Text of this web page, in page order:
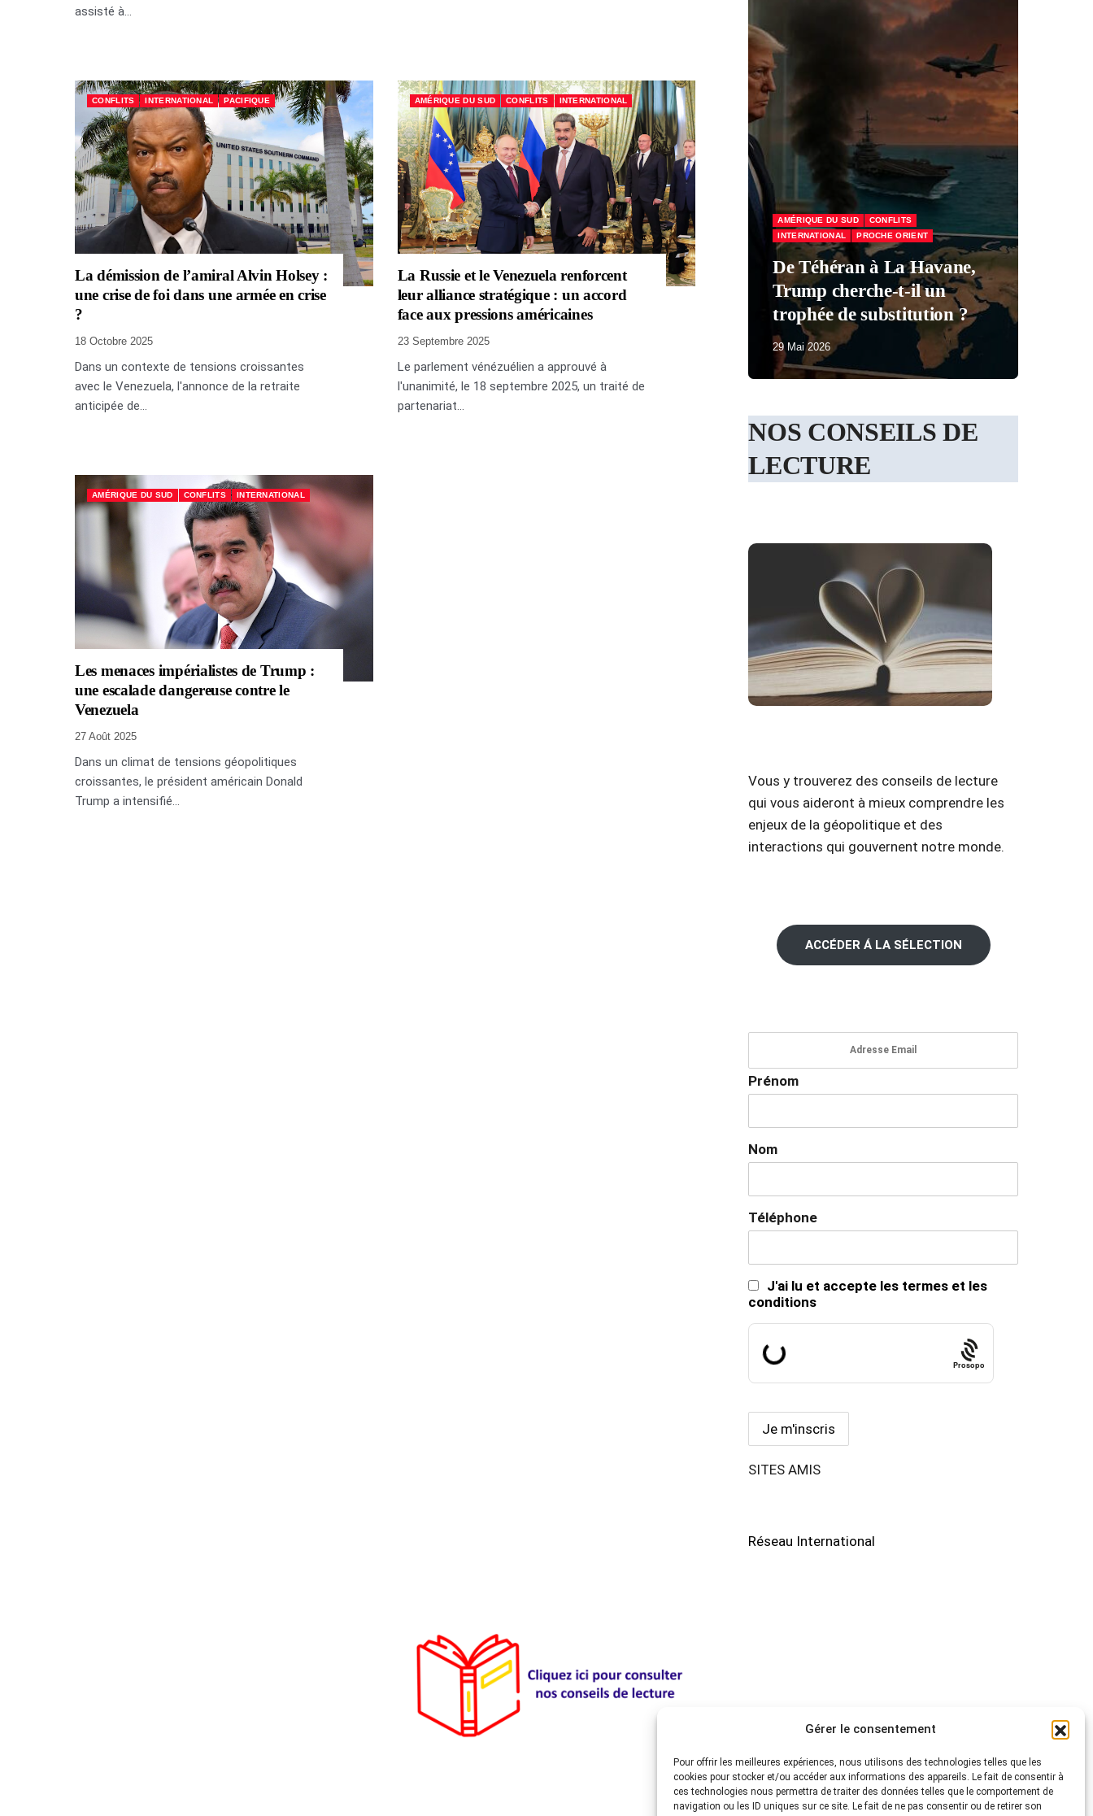
Gérer le consentement
Pour offrir les meilleures expériences, nous utilisons des technologies telles que les
cookies pour stocker et/ou accéder aux informations des appareils. Le fait de consentir à
ces technologies nous permettra de traiter des données telles que le comportement de
navigation ou les ID uniques sur ce site. Le fait de ne pas consentir ou de retirer son
assisté à...
CONFLITS INTERNATIONAL PACIFIQUE
La démission de l’amiral Alvin Holsey :
une crise de foi dans une armée en crise
?
18 Octobre 2025
Dans un contexte de tensions croissantes
avec le Venezuela, l'annonce de la retraite
anticipée de...
AMÉRIQUE DU SUD CONFLITS INTERNATIONAL
La Russie et le Venezuela renforcent
leur alliance stratégique : un accord
face aux pressions américaines
23 Septembre 2025
Le parlement vénézuélien a approuvé à
l'unanimité, le 18 septembre 2025, un traité de
partenariat...
AMÉRIQUE DU SUD CONFLITS INTERNATIONAL
Les menaces impérialistes de Trump :
une escalade dangereuse contre le
Venezuela
27 Août 2025
Dans un climat de tensions géopolitiques
croissantes, le président américain Donald
Trump a intensifié...
DÉSINFORMATION
ÉCONOMIE & SOCIAL
FRANCE
Dématérialisation totale des
procurations de vote : six
mois après les municipales,
le bilan qui inquiète
28 Mai 2026
AMÉRIQUE DU SUD
CONFLITS
INTERNATIONAL
PROCHE ORIENT
De Téhéran à La Havane,
Trump cherche-t-il un
trophée de substitution ?
29 Mai 2026
NOS CONSEILS DE
LECTURE
Vous y trouverez des conseils de lecture
qui vous aideront à mieux comprendre les
enjeux de la géopolitique et des
interactions qui gouvernent notre monde.
ACCÉDER Á LA SÉLECTION
Prénom
Nom
Téléphone
J'ai lu et accepte les termes et les
conditions
Prosopo
SITES AMIS
Réseau International